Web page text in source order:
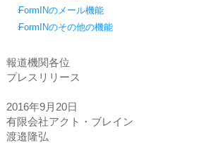
FormINのメール機能
FormINのその他の機能
報道機関各位
プレスリリース
2016年9月20日
有限会社アクト・ブレイン
渡邉隆弘